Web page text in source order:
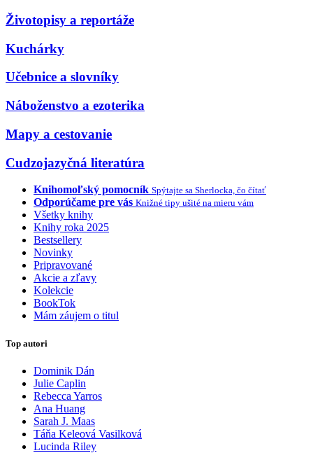
Životopisy a reportáže
Kuchárky
Učebnice a slovníky
Náboženstvo a ezoterika
Mapy a cestovanie
Cudzojazyčná literatúra
Knihomoľský pomocník Spýtajte sa Sherlocka, čo čítať
Odporúčame pre vás Knižné tipy ušité na mieru vám
Všetky knihy
Knihy roka 2025
Bestsellery
Novinky
Pripravované
Akcie a zľavy
Kolekcie
BookTok
Mám záujem o titul
Top autori
Dominik Dán
Julie Caplin
Rebecca Yarros
Ana Huang
Sarah J. Maas
Táňa Keleová Vasilková
Lucinda Riley